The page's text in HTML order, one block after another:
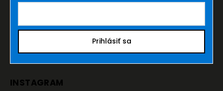
Prihlásiť sa
INSTAGRAM